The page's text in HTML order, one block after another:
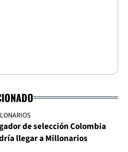
de selección Colombia
llegar a Millonarios